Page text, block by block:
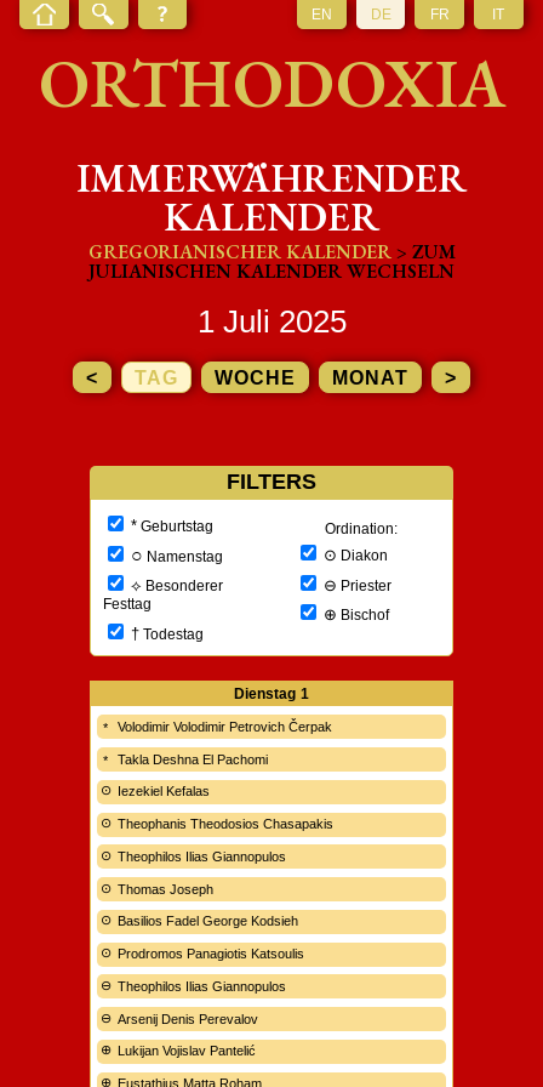
EN DE FR IT
ORTHODOXIA
IMMERWÄHRENDER
KALENDER
GREGORIANISCHER KALENDER > ZUM
JULIANISCHEN KALENDER WECHSELN
1 Juli 2025
< TAG WOCHE MONAT >
FILTERS
*Geburtstag
○ Namenstag
⟡ Besonderer
Festtag
†Todestag
Ordination:
⊙ Diakon
⊖ Priester
⊕ Bischof
Dienstag 1
Volodimir Volodimir Petrovich Čerpak
Takla Deshna El Pachomi
Iezekiel Kefalas
Theophanis Theodosios Chasapakis
Theophilos Ilias Giannopulos
Thomas Joseph
Basilios Fadel George Kodsieh
Prodromos Panagiotis Katsoulis
Theophilos Ilias Giannopulos
Arsenij Denis Perevalov
Lukijan Vojislav Pantelić
Eustathius Matta Roham